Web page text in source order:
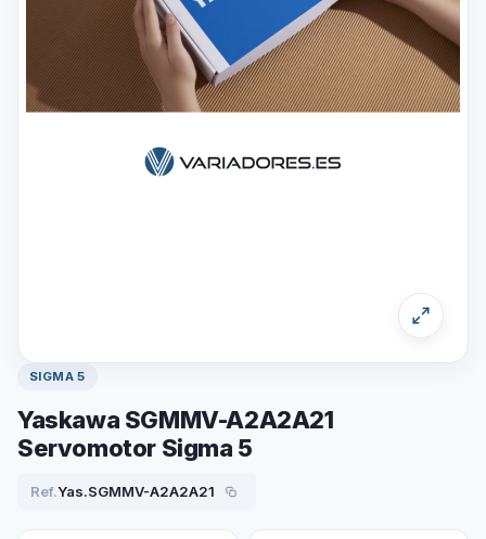
SIGMA 5
Yaskawa SGMMV-A2A2A21
Servomotor Sigma 5
Ref.Yas.SGMMV-A2A2A21